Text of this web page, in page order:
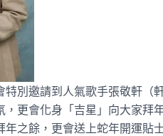
特別邀請到人氣歌手張敬軒（
，更會化身「吉星」向大家拜
年之餘，更會送上蛇年開運貼